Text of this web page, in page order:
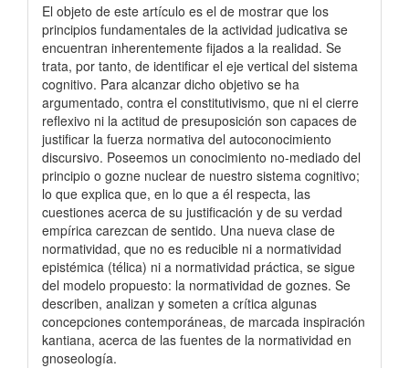
El objeto de este artículo es el de mostrar que los
principios fundamentales de la actividad judicativa se
encuentran inherentemente fijados a la realidad. Se
trata, por tanto, de identificar el eje vertical del sistema
cognitivo. Para alcanzar dicho objetivo se ha
argumentado, contra el constitutivismo, que ni el cierre
reflexivo ni la actitud de presuposición son capaces de
justificar la fuerza normativa del autoconocimiento
discursivo. Poseemos un conocimiento no-mediado del
principio o gozne nuclear de nuestro sistema cognitivo;
lo que explica que, en lo que a él respecta, las
cuestiones acerca de su justificación y de su verdad
empírica carezcan de sentido. Una nueva clase de
normatividad, que no es reducible ni a normatividad
epistémica (télica) ni a normatividad práctica, se sigue
del modelo propuesto: la normatividad de goznes. Se
describen, analizan y someten a crítica algunas
concepciones contemporáneas, de marcada inspiración
kantiana, acerca de las fuentes de la normatividad en
gnoseología.